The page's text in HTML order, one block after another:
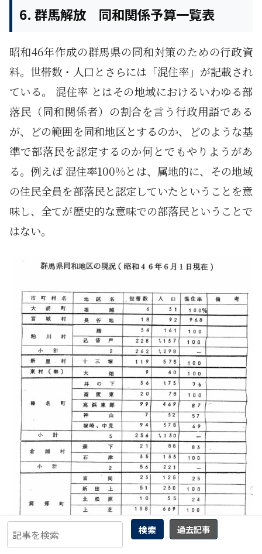
検索 過去記事
6. 群馬解放 同和関係予算一覧表
昭和46年作成の群馬県の同和対策のための行政資
料。世帯数・人口とさらには「混住率」が記載され
ている。 混住率 とはその地域におけるいわゆる部
落民（同和関係者）の割合を言う行政用語である
が、どの範囲を同和地区とするのか、どのような基
準で部落民を認定するのか何とでもやりようがあ
る。例えば 混住率100%とは、属地的に、その地域
の住民全員を部落民と認定していたということを意
味し、全てが歴史的な意味での部落民ということで
はない。